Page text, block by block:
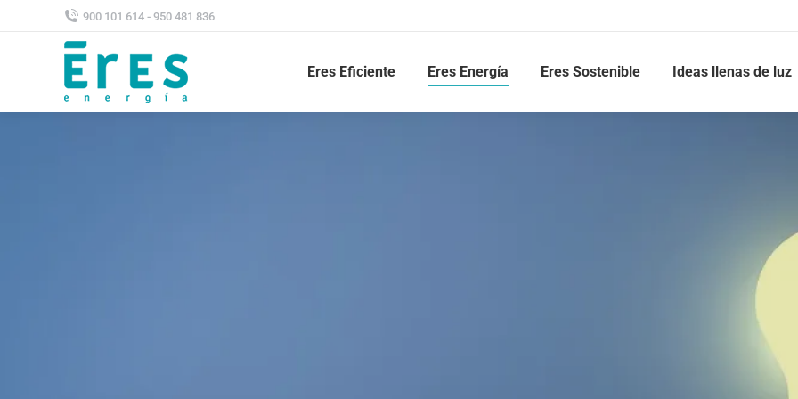
900 101 614 - 950 481 836
Eres Eficiente Eres Energía Eres Sostenible Ideas llenas de luz